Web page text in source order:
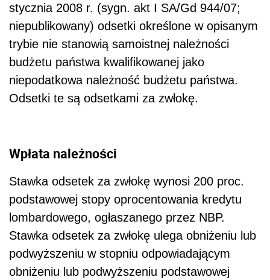
stycznia 2008 r. (sygn. akt I SA/Gd 944/07;
niepublikowany) odsetki określone w opisanym
trybie nie stanowią samoistnej należności
budżetu państwa kwalifikowanej jako
niepodatkowa należność budżetu państwa.
Odsetki te są odsetkami za zwłokę.
Wpłata należności
Stawka odsetek za zwłokę wynosi 200 proc.
podstawowej stopy oprocentowania kredytu
lombardowego, ogłaszanego przez NBP.
Stawka odsetek za zwłokę ulega obniżeniu lub
podwyższeniu w stopniu odpowiadającym
obniżeniu lub podwyższeniu podstawowej